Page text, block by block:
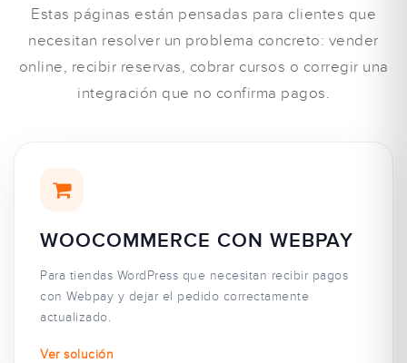
Estas páginas están pensadas para clientes que
necesitan resolver un problema concreto: vender
online, recibir reservas, cobrar cursos o corregir una
integración que no confirma pagos.
WOOCOMMERCE CON WEBPAY
Para tiendas WordPress que necesitan recibir pagos
con Webpay y dejar el pedido correctamente
actualizado.
Ver solución